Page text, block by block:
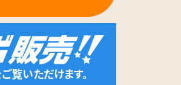
覧いただけます。